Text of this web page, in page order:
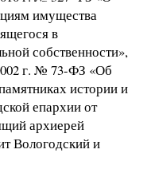
имущества
в
собственности»,
г. № 73-ФЗ «Об
истории и
епархии от
архиерей
Вологодский и